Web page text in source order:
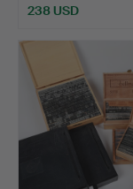
238 USD